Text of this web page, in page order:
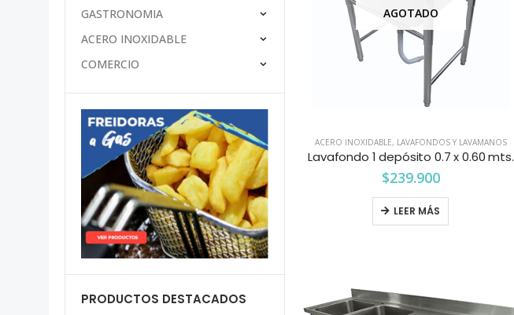
AGOTADO
ACERO INOXIDABLE, LAVAFONDOS Y LAVAMANOS
Lavafondo 1 depósito 0.7 x 0.60 mts.
$239.900
LEER MÁS
GASTRONOMIA
ACERO INOXIDABLE
COMERCIO
PRODUCTOS DESTACADOS